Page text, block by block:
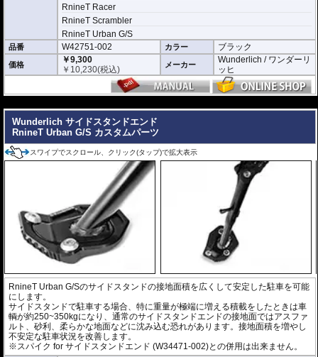
RnineT Racer
RnineT Scrambler
RnineT Urban G/S
品番 W42751-002 カラー ブラック
価格
￥9,300
￥ 10,230(税込) メーカー
Wunderlich / ワンダーリ
ッヒ
Wunderlich サイドスタンドエンド
RnineT Urban G/S カスタムパーツ
スワイプでスクロール、クリック(タップ)で拡大表示
RnineT Urban G/Sのサイドスタンドの接地面積を広くして安定した駐車を可能
にします。
サイドスタンドで駐車する場合、特に重量が極端に増える積載をしたときは車
輌が約250~350kgになり、通常のサイドスタンドエンドの接地面ではアスファ
ルト、砂利、柔らかな地面などに沈み込む恐れがあります。接地面積を増やし
不安定な駐車状況を改善します。
※スパイク for サイドスタンドエンド (W34471-002)との併用は出来ません。